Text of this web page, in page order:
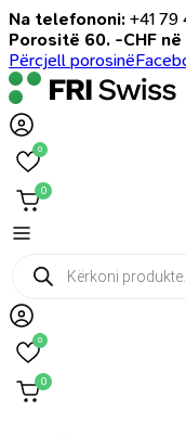
Na telefononi: +41
Porositë 60. -CHF
Përcjell porosinë
0
0
Products
search
0
0